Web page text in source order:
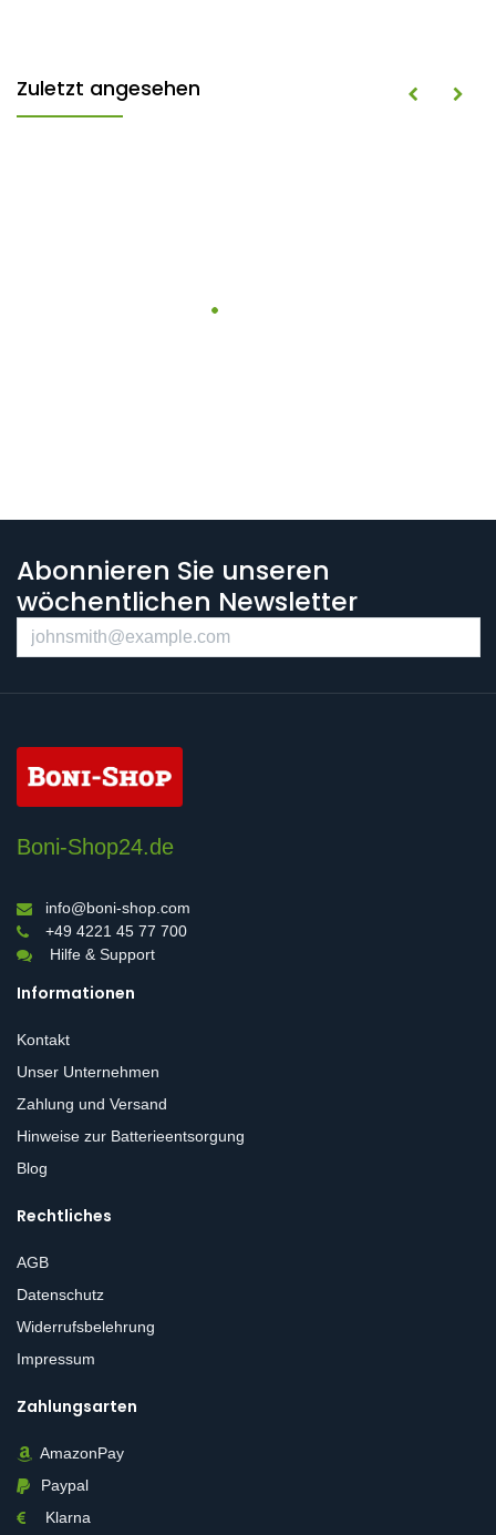
Zuletzt angesehen
Abonnieren Sie unseren
wöchentlichen Newsletter
Boni-Shop24.de
info@boni-shop.com
+49 4221 45 77 700
Hilfe & Support
Informationen
Kontakt
Unser Unternehmen
Zahlung und Versand
Hinweise zur Batterieentsorgung
Blog
Rechtliches
AGB
Datenschutz
Widerrufsbelehrung
Impressum
Zahlungsarten
AmazonPay
Paypal
Klarna